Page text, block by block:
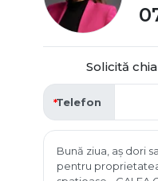
Solicită
Telefon